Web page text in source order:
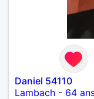
Daniel 54110
Lambach - 64